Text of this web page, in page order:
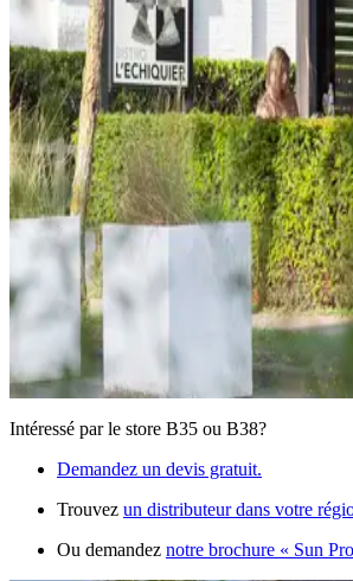
Intéressé par le store B35 ou B38?
Demandez un devis gratuit.
Trouvez un distributeur dans votre
Ou demandez notre brochure « Sun